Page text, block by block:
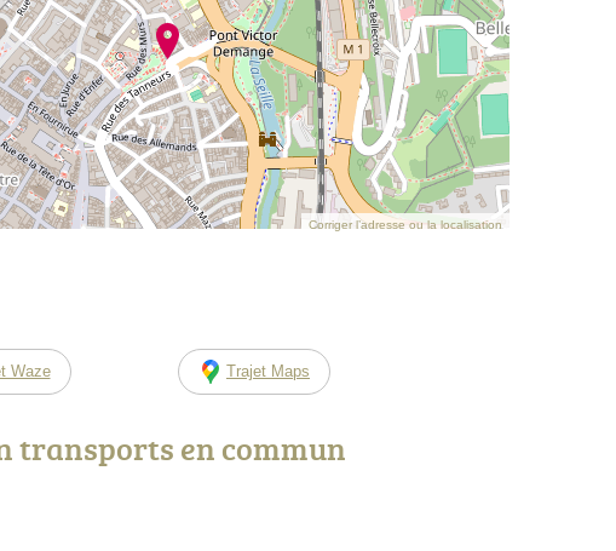
Corriger l’adresse ou la localisation
Waze Trajet Maps
transports en commun